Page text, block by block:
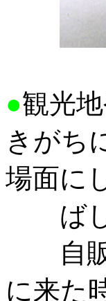
●観光
きがち
場面に
ばし
自販
に来た